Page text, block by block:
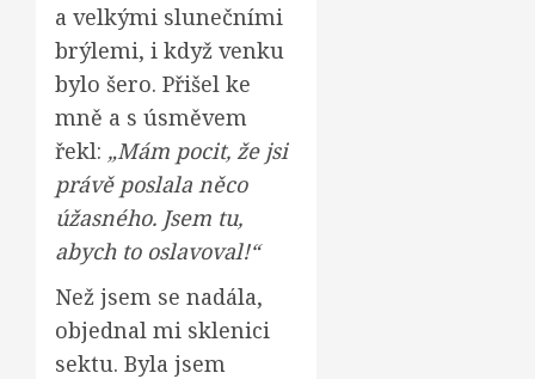
a velkými slunečními
brýlemi, i když venku
bylo šero. Přišel ke
mně a s úsměvem
řekl: „Mám pocit, že jsi
právě poslala něco
úžasného. Jsem tu,
abych to oslavoval!“
Než jsem se nadála,
objednal mi sklenici
sektu. Byla jsem